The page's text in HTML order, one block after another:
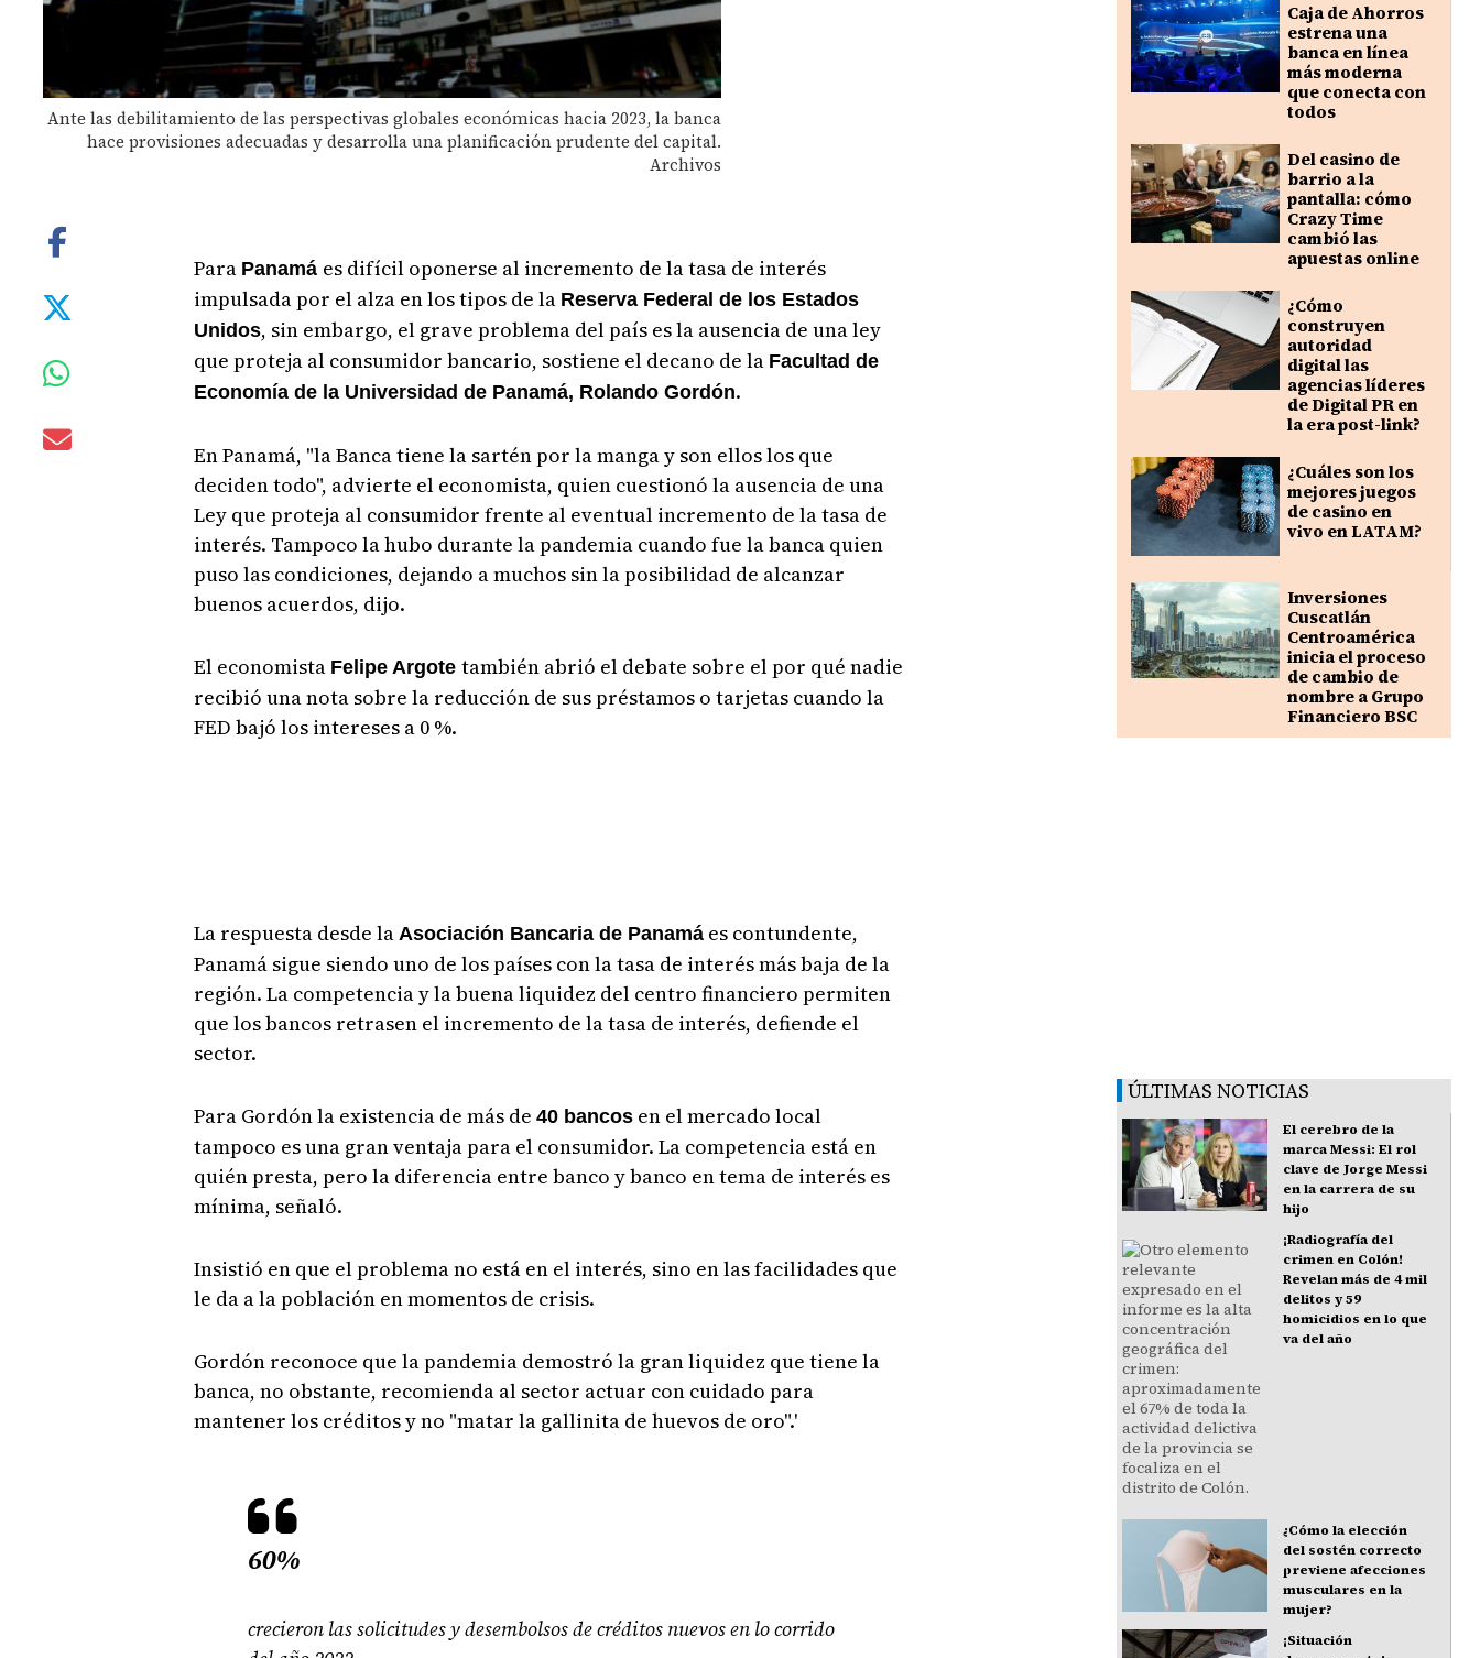
Ante las debilitamiento de las perspectivas globales económicas hacia 2023, la banca
hace provisiones adecuadas y desarrolla una planificación prudente del capital.
Archivos
Para Panamá es difícil oponerse al incremento de la tasa de interés
impulsada por el alza en los tipos de la Reserva Federal de los Estados
Unidos, sin embargo, el grave problema del país es la ausencia de una ley
que proteja al consumidor bancario, sostiene el decano de la Facultad de
Economía de la Universidad de Panamá, Rolando Gordón.
En Panamá, "la Banca tiene la sartén por la manga y son ellos los que
deciden todo", advierte el economista, quien cuestionó la ausencia de una
Ley que proteja al consumidor frente al eventual incremento de la tasa de
interés. Tampoco la hubo durante la pandemia cuando fue la banca quien
puso las condiciones, dejando a muchos sin la posibilidad de alcanzar
buenos acuerdos, dijo.
El economista Felipe Argote también abrió el debate sobre el por qué nadie
recibió una nota sobre la reducción de sus préstamos o tarjetas cuando la
FED bajó los intereses a 0 %.
La respuesta desde la Asociación Bancaria de Panamáes contundente,
Panamá sigue siendo uno de los países con la tasa de interés más baja de la
región. La competencia y la buena liquidez del centro financiero permiten
que los bancos retrasen el incremento de la tasa de interés, defiende el
sector.
Para Gordón la existencia de más de 40 bancosen el mercado local
tampoco es una gran ventaja para el consumidor. La competencia está en
quién presta, pero la diferencia entre banco y banco en tema de interés es
mínima, señaló.
Insistió en que el problema no está en el interés, sino en las facilidades que
le da a la población en momentos de crisis.
Gordón reconoce que la pandemia demostró la gran liquidez que tiene la
banca, no obstante, recomienda al sector actuar con cuidado para
mantener los créditos y no "matar la gallinita de huevos de oro".'
60%
crecieron las solicitudes y desembolsos de créditos nuevos en lo corrido
Caja de Ahorros
estrena una
banca en línea
más moderna
que conecta con
todos
Del casino de
barrio a la
pantalla: cómo
Crazy Time
cambió las
apuestas online
¿Cómo
construyen
autoridad
digital las
agencias líderes
de Digital PR en
la era post-link?
¿Cuáles son los
mejores juegos
de casino en
vivo en LATAM?
Inversiones
Cuscatlán
Centroamérica
inicia el proceso
de cambio de
nombre a Grupo
Financiero BSC
ÚLTIMAS NOTICIAS
El cerebro de la
marca Messi: El rol
clave de Jorge Messi
en la carrera de su
hijo
¡Radiografía del
crimen en Colón!
Revelan más de 4 mil
delitos y 59
homicidios en lo que
va del año
¿Cómo la elección
del sostén correcto
previene afecciones
musculares en la
mujer?
¡Situación